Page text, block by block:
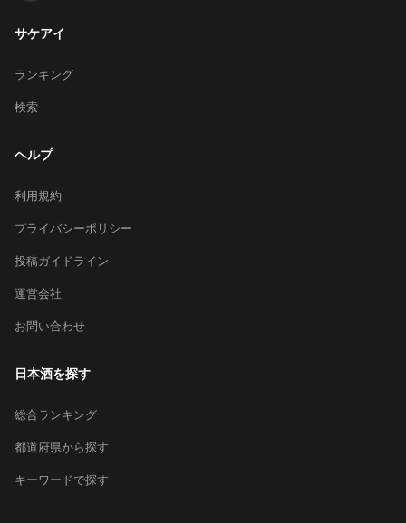
サケアイ
ランキング
検索
ヘルプ
利用規約
プライバシーポリシー
投稿ガイドライン
運営会社
お問い合わせ
日本酒を探す
総合ランキング
都道府県から探す
キーワードで探す